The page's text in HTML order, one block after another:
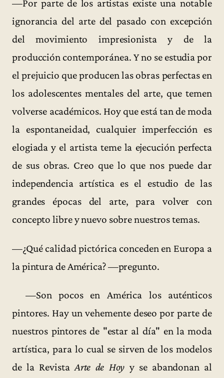
—Por parte de los artistas existe una notable
ignorancia del arte del pasado con excepción
del movimiento impresionista y de la
producción contemporánea. Y no se estudia por
el prejuicio que producen las obras perfectas en
los adolescentes mentales del arte, que temen
volverse académicos. Hoy que está tan de moda
la espontaneidad, cualquier imperfección es
elogiada y el artista teme la ejecución perfecta
de sus obras. Creo que lo que nos puede dar
independencia artística es el estudio de las
grandes épocas del arte, para volver con
concepto libre y nuevo sobre nuestros temas.
—¿Qué calidad pictórica conceden en Europa a
la pintura de América? —pregunto.
—Son pocos en América los auténticos
pintores. Hay un vehemente deseo por parte de
nuestros pintores de "estar al día" en la moda
artística, para lo cual se sirven de los modelos
de la RevistaArte de Hoy y se abandonan al